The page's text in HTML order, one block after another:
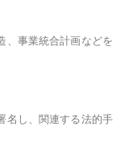
、事業統合計画などを
名し、関連する法的手